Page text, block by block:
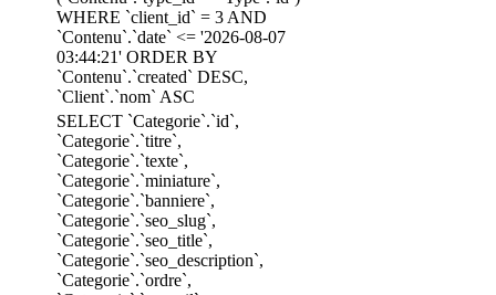
WHERE `client_id` = 3 AND
`Contenu`.`date` <= '2026-08-07
03:44:21' ORDER BY
`Contenu`.`created` DESC,
`Client`.`nom` ASC
SELECT `Categorie`.`id`,
`Categorie`.`titre`,
`Categorie`.`texte`,
`Categorie`.`miniature`,
`Categorie`.`banniere`,
`Categorie`.`seo_slug`,
`Categorie`.`seo_title`,
`Categorie`.`seo_description`,
`Categorie`.`ordre`,